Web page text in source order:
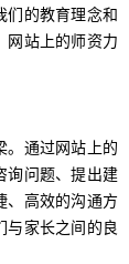
们的教育理念和
网站上的师资力
。通过网站上的
询问题、提出建
、高效的沟通方
与家长之间的良